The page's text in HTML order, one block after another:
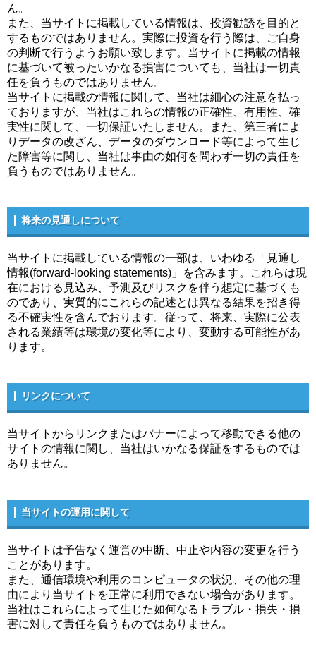
ん。
また、当サイトに掲載している情報は、投資勧誘を目的と
するものではありません。実際に投資を行う際は、ご自身
の判断で行うようお願い致します。当サイトに掲載の情報
に基づいて被ったいかなる損害についても、当社は一切責
任を負うものではありません。
当サイトに掲載の情報に関して、当社は細心の注意を払っ
ておりますが、当社はこれらの情報の正確性、有用性、確
実性に関して、一切保証いたしません。また、第三者によ
りデータの改ざん、データのダウンロード等によって生じ
た障害等に関し、当社は事由の如何を問わず一切の責任を
負うものではありません。
将来の見通しについて
当サイトに掲載している情報の一部は、いわゆる「見通し
情報(forward-looking statements)」を含みます。これらは現
在における見込み、予測及びリスクを伴う想定に基づくも
のであり、実質的にこれらの記述とは異なる結果を招き得
る不確実性を含んでおります。従って、将来、実際に公表
される業績等は環境の変化等により、変動する可能性があ
ります。
リンクについて
当サイトからリンクまたはバナーによって移動できる他の
サイトの情報に関し、当社はいかなる保証をするものでは
ありません。
当サイトの運用に関して
当サイトは予告なく運営の中断、中止や内容の変更を行う
ことがあります。
また、通信環境や利用のコンピュータの状況、その他の理
由により当サイトを正常に利用できない場合があります。
当社はこれらによって生じた如何なるトラブル・損失・損
害に対して責任を負うものではありません。